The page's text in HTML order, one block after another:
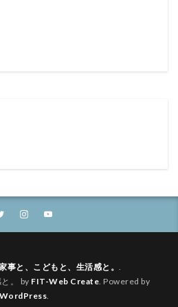
事と、こどもと、生活感と。 .
。 by FIT-Web Create. Powered by
WordPress.